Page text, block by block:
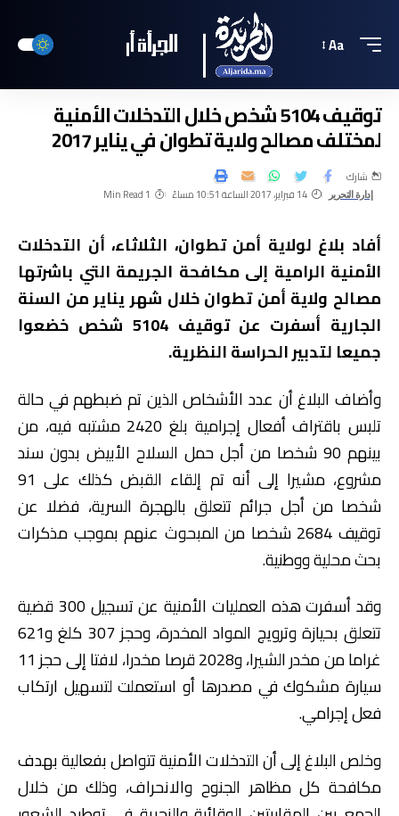
Aa
توقيف 5104 شخص خلال التدخلات الأمنية
لمختلف مصالح ولاية تطوان في يناير 2017
إدارة التحرير 14 فبراير، 2017 الساعة 10:51 مساءً 1 Min Read
شارك
أفاد بلاغ لولاية أمن تطوان، الثلاثاء، أن التدخلات
الأمنية الرامية إلى مكافحة الجريمة التي باشرتها
مصالح ولاية أمن تطوان خلال شهر يناير من السنة
الجارية أسفرت عن توقيف 5104 شخص خضعوا
جميعا لتدبير الحراسة النظرية.
وأضاف البلاغ أن عدد الأشخاص الذين تم ضبطهم في حالة
تلبس باقتراف أفعال إجرامية بلغ 2420 مشتبه فيه، من
بينهم 90 شخصا من أجل حمل السلاح الأبيض بدون سند
مشروع، مشيرا إلى أنه تم إلقاء القبض كذلك على 91
شخصا من أجل جرائم تتعلق بالهجرة السرية، فضلا عن
توقيف 2684 شخصا من المبحوث عنهم بموجب مذكرات
بحث محلية ووطنية.
وقد أسفرت هذه العمليات الأمنية عن تسجيل 300 قضية
تتعلق بحيازة وترويج المواد المخدرة، وحجز 307 كلغ و621
غراما من مخدر الشيرا، و2028 قرصا مخدرا، لافتا إلى حجز 11
سيارة مشكوك في مصدرها أو استعملت لتسهيل ارتكاب
فعل إجرامي.
وخلص البلاغ إلى أن التدخلات الأمنية تتواصل بفعالية بهدف
مكافحة كل مظاهر الجنوح والانحراف، وذلك من خلال